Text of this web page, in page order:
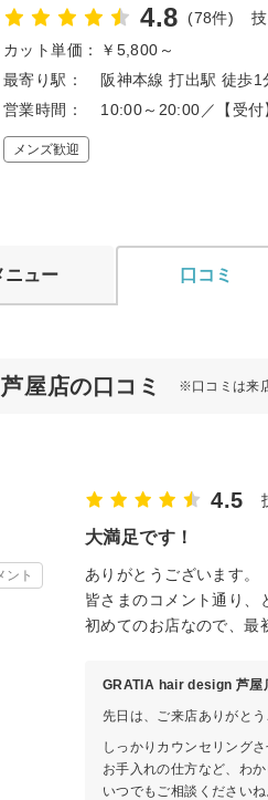
4.8 (78件)
カット単価：
￥5,800～
最寄り駅：
阪神本線 打出駅 徒歩
営業時間：
10:00～20:00／【受
メンズ歓迎
ニュー 口コミ
屋店の口コミ ※口コミは来
ント
4.5
大満足です！
ありがとうございます。
皆さまのコメント通り、
初めてのお店なので、最
GRATIA hair design 芦屋
先日は、ご来店ありがとう
しっかりカウンセリング
お手入れの仕方など、わ
いつでもご相談くださいね